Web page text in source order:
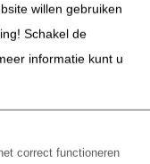
met hét symbool
straten, street
p.p.
willen gebruiken
Schakel de
informatie kunt u
correct functioneren